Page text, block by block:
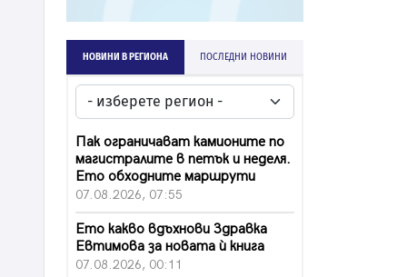
НОВИНИ В РЕГИОНА ПОСЛЕДНИ НОВИНИ
Пак ограничават камионите по
магистралите в петък и неделя.
Ето обходните маршрути
07.08.2026, 07:55
Ето какво вдъхнови Здравка
Евтимова за новата ѝ книга
07.08.2026, 00:11